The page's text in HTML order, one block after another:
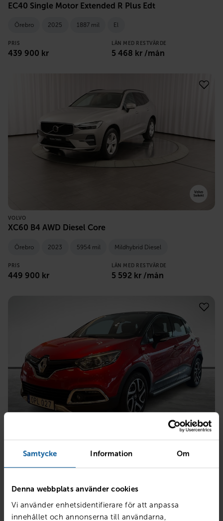
Samtycke Information Om
Denna webbplats använder cookies
Vi använder enhetsidentifierare för att anpassa
innehållet och annonserna till användarna,
EC40 Single Motor Extended R Plus Edt
Örebro 2025 1887 mil El
PRIS
439 900 kr
LÅN MED RESTVÄRDE
5 468 kr /mån
VOLVO
XC60 B4 AWD Diesel Core
Örebro 2023 5954 mil Mildhybrid Diesel
PRIS
449 900 kr
LÅN MED RESTVÄRDE
5 592 kr /mån
RENAULT
Captur TCe120 En Svensk Klassiker Röd A
Mjölby 2017 4495 mil Bensin
PRIS BILLÅN